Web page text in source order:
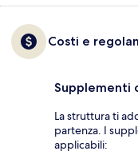
Costi e
Supplementi
La struttura ti
partenza. I
applicabili: